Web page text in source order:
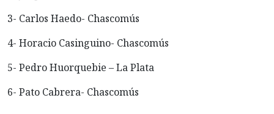
3- Carlos Haedo- Chascomús
4- Horacio Casinguino- Chascomús
5- Pedro Huorquebie – La Plata
6- Pato Cabrera- Chascomús